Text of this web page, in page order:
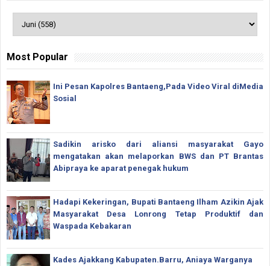
Most Popular
Ini Pesan Kapolres Bantaeng,Pada Video Viral diMedia
Sosial
Sadikin arisko dari aliansi masyarakat Gayo
mengatakan akan melaporkan BWS dan PT Brantas
Abipraya ke aparat penegak hukum
Hadapi Kekeringan, Bupati Bantaeng Ilham Azikin Ajak
Masyarakat Desa Lonrong Tetap Produktif dan
Waspada Kebakaran
Kades Ajakkang Kabupaten.Barru, Aniaya Warganya